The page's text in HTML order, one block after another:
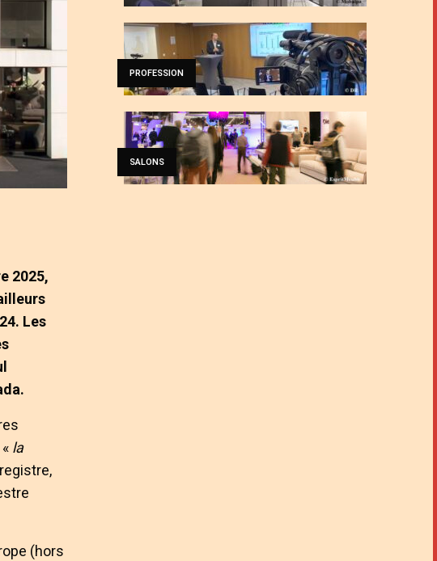
2025,
Les
la
(hors
PROFESSION
SALONS